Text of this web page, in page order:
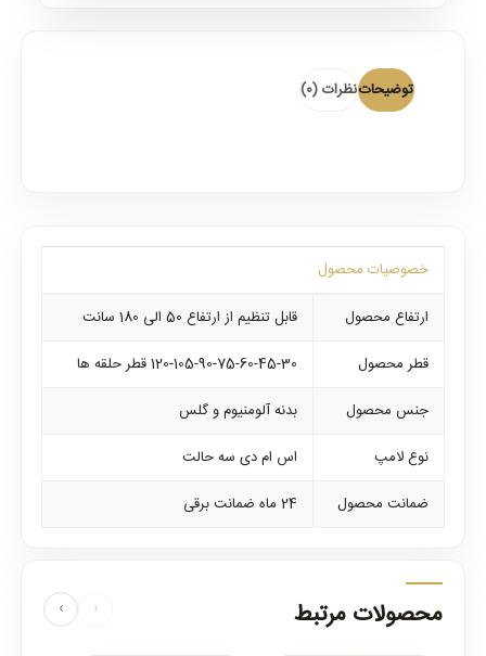
توضیحاتنظرات (0)
خصوصیات محصول
ارتفاع محصول
قابل تنظیم از ارتفاع 50 الی 180 سانت
قطر محصول
120-105-90-75-60-45-30 قطر حلقه ها
جنس محصول
بدنه آلومنیوم و گلس
نوع لامپ
اس ام دی سه حالت
ضمانت محصول
24 ماه ضمانت برقی
محصولات مرتبط ‹
›